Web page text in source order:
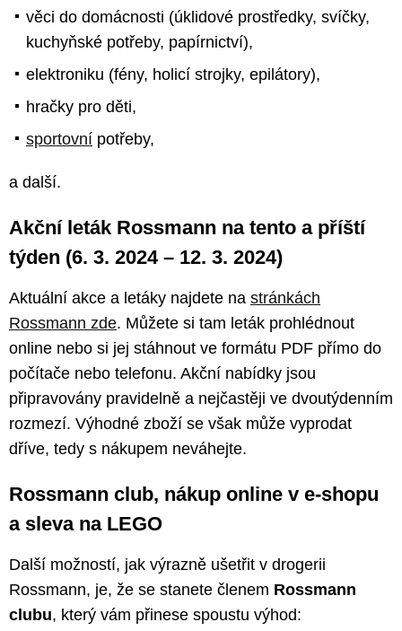
věci do domácnosti (úklidové prostředky, svíčky,
kuchyňské potřeby, papírnictví),
elektroniku (fény, holicí strojky, epilátory),
hračky pro děti,
sportovní potřeby,
a další.
Akční leták Rossmann na tento a příští
týden (6. 3. 2024 – 12. 3. 2024)
Aktuální akce a letáky najdete na stránkách
Rossmann zde. Můžete si tam leták prohlédnout
online nebo si jej stáhnout ve formátu PDF přímo do
počítače nebo telefonu. Akční nabídky jsou
připravovány pravidelně a nejčastěji ve dvoutýdenním
rozmezí. Výhodné zboží se však může vyprodat
dříve, tedy s nákupem neváhejte.
Rossmann club, nákup online v e-shopu
a sleva na LEGO
Další možností, jak výrazně ušetřit v drogerii
Rossmann, je, že se stanete členem Rossmann
clubu, který vám přinese spoustu výhod: